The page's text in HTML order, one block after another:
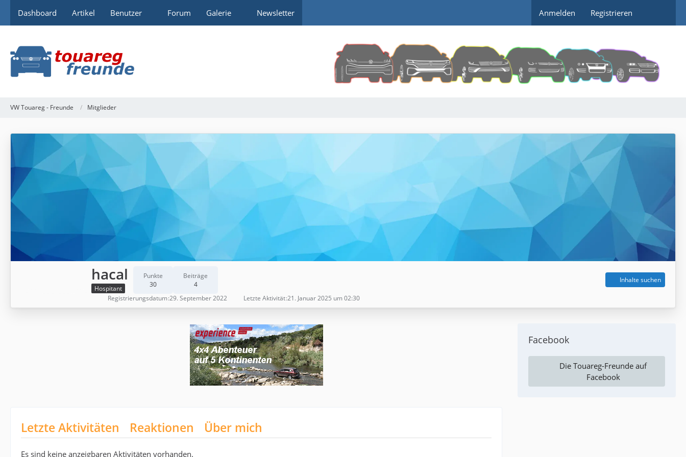
Dashboard Artikel Benutzer Forum Galerie Newsletter Anmelden Registrieren
VW Touareg - Freunde Mitglieder
hacal
Hospitant
Punkte
30
Beiträge
4
Inhalte suchen
Registrierungsdatum 29. September 2022 Letzte Aktivität 21. Januar 2025 um 02:30
Letzte Aktivitäten Reaktionen Über mich
Es sind keine anzeigbaren Aktivitäten vorhanden.
Facebook
Die Touareg-Freunde auf
Facebook